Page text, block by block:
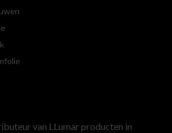
van LLumar producten in